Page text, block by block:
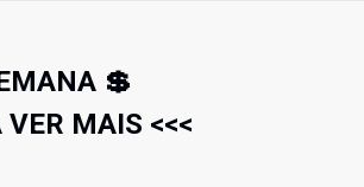
💲
VER MAIS <<<